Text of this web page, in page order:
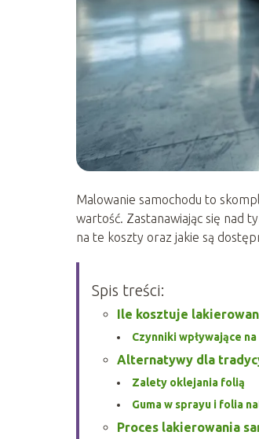
Malowanie samochodu to
wartość. Zastanawiając się nad
na te koszty oraz jakie są
Spis treści:
Ile kosztuje
Czynniki wpływające
Alternatywy dla
Zalety oklejania folią
Guma w sprayu i folia
Proces lakierowania